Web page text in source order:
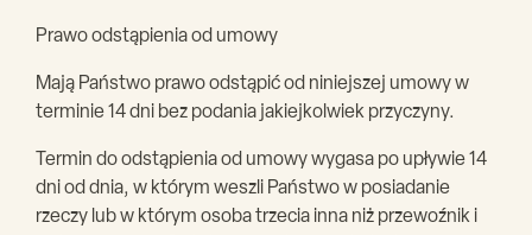
Prawo odstąpienia od umowy
Mają Państwo prawo odstąpić od niniejszej umowy w
terminie 14 dni bez podania jakiejkolwiek przyczyny.
Termin do odstąpienia od umowy wygasa po upływie 14
dni od dnia, w którym weszli Państwo w posiadanie
rzeczy lub w którym osoba trzecia inna niż przewoźnik i